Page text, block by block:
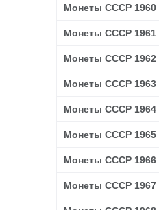
Монеты СССР 1960
Монеты СССР 1961
Монеты СССР 1962
Монеты СССР 1963
Монеты СССР 1964
Монеты СССР 1965
Монеты СССР 1966
Монеты СССР 1967